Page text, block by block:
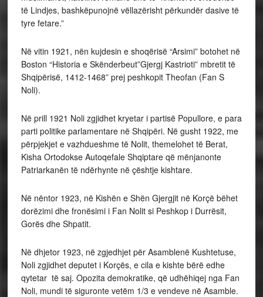
të Lindjes, bashkëpunojnë vëllazërisht përkundër dasive të
tyre fetare.”
Në vitin 1921, nën kujdesin e shoqërisë “Arsimi” botohet në
Boston “Historia e Skënderbeut”Gjergj Kastrioti” mbretit të
Shqipërisë, 1412-1468” prej peshkopit Theofan (Fan S
Noli).
Në prill 1921 Noli zgjidhet kryetar i partisë Popullore, e para
parti politike parlamentare në Shqipëri. Në gusht 1922, me
përpjekjet e vazhdueshme të Nolit, themelohet të Berat,
Kisha Ortodokse Autoqefale Shqiptare që mënjanonte
Patriarkanën të ndërhynte në çështje kishtare.
Në nëntor 1923, në Kishën e Shën Gjergjit në Korçë bëhet
dorëzimi dhe fronësimi i Fan Nolit si Peshkop i Durrësit,
Gorës dhe Shpatit.
Në dhjetor 1923, në zgjedhjet për Asamblenë Kushtetuse,
Noli zgjidhet deputet i Korçës, e cila e kishte bërë edhe
qytetar të saj. Opozita demokratike, që udhëhiqej nga Fan
Noli, mundi të siguronte vetëm 1/3 e vendeve në Asamble.